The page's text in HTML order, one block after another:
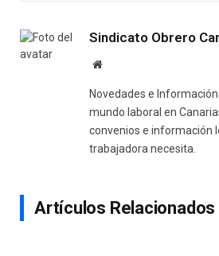
Sindicato Obrero
Website
Novedades e
mundo laboral en
convenios e información
trabajadora necesita.
Artículos Relacionados